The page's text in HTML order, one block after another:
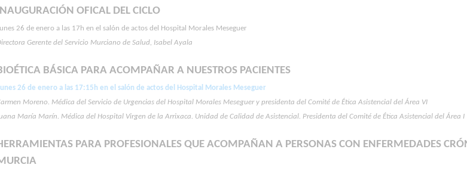
OFICAL DEL CICLO
26 de enero a las 17h en el salón de actos del Hospital Morales Meseguer
Gerente del Servicio Murciano de Salud, Isabel Ayala
BÁSICA PARA ACOMPAÑAR A NUESTROS PACIENTES
26 de enero a las 17:15h en el salón de actos del Hospital Morales Meseguer
Moreno. Médica del Servicio de Urgencias del Hospital Morales Meseguer y presidenta del Comité de Ética Asistencial del Área VI
María Marín. Médica del Hospital Virgen de la Arrixaca. Unidad de Calidad de Asistencial. Presidenta del Comité de Ética Asistencial del Área I
PARA PROFESIONALES QUE ACOMPAÑAN A PERSONAS CON ENFERMEDADES